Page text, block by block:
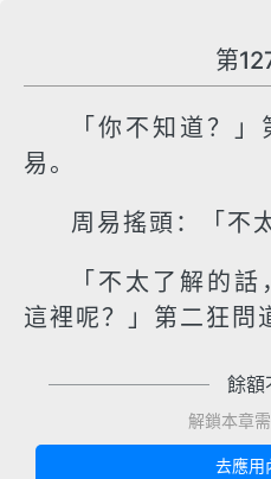
第
「你不知道？
易。
周易搖頭：「不
「不太了解的
這裡呢？」第二狂問
餘額
解鎖本章
去應用